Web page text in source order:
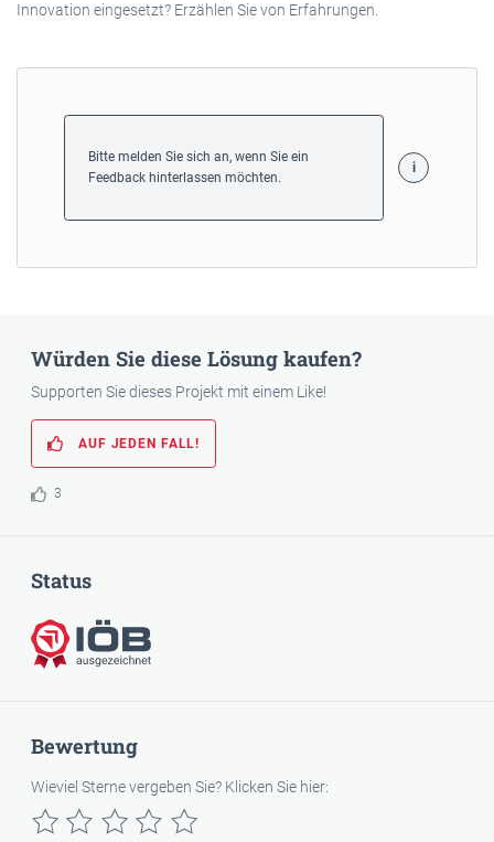
Innovation eingesetzt? Erzählen Sie von Erfahrungen.
Bitte melden Sie sich an, wenn Sie ein
Feedback hinterlassen möchten.
Würden Sie diese Lösung kaufen?
Supporten Sie dieses Projekt mit einem Like!
AUF JEDEN FALL!
3
Status
IÖB-ausgezeichnet
Bewertung
Wieviel Sterne vergeben Sie? Klicken Sie hier: